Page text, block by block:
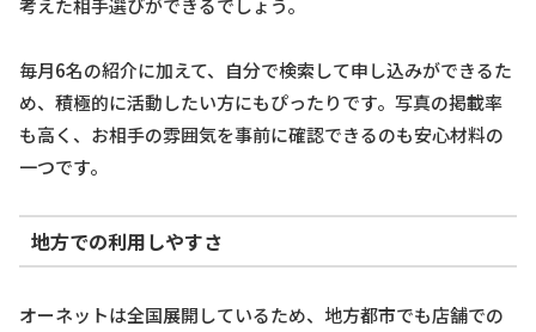
考えた相手選びができるでしょう。
毎月6名の紹介に加えて、自分で検索して申し込みができるた
め、積極的に活動したい方にもぴったりです。写真の掲載率
も高く、お相手の雰囲気を事前に確認できるのも安心材料の
一つです。
地方での利用しやすさ
オーネットは全国展開しているため、地方都市でも店舗での